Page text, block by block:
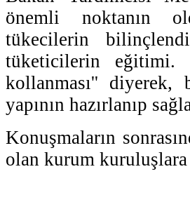
önemli noktanın
tükecilerin
tüketicilerin eğitimi.
kollanması''
yapının hazırlanıp
Konuşmaların
olan kurum